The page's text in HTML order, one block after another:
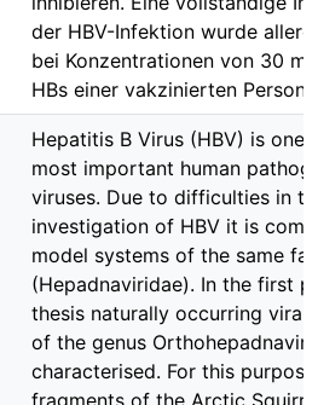
der HBV-Infektion wurde
bei Konzentrationen von 30
HBs einer vakzinierten Person
Hepatitis B Virus (HBV) is one
most important human
viruses. Due to difficulties in
investigation of HBV it is
model systems of the same
(Hepadnaviridae). In the first
thesis naturally occurring viral
of the genus
characterised. For this
fragments of the Arctic